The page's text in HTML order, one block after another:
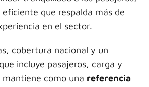
que respalda más de
en el sector.
cobertura nacional y un
incluye pasajeros, carga y
mantiene como una referencia